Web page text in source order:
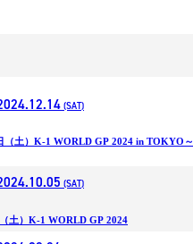
(SAT)
（土）K-1 WORLD GP 2024 in TOKYO～
(SAT)
土）K-1 WORLD GP 2024